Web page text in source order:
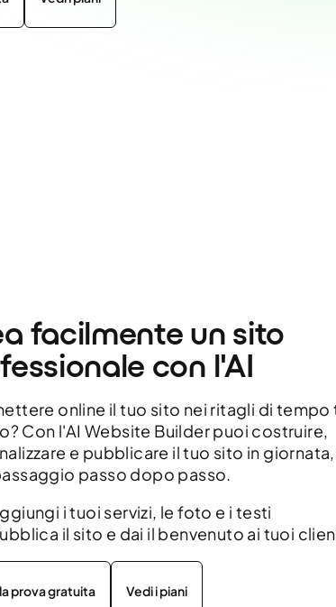
facilmente un sito
con l'AI
online il tuo sito nei ritagli di tempo
Con l'AI Website Builder puoi costruire,
e pubblicare il tuo sito in
passo dopo passo.
i tuoi servizi, le foto e i testi
il sito e dai il benvenuto ai tuoi
prova gratuita Vedi i piani